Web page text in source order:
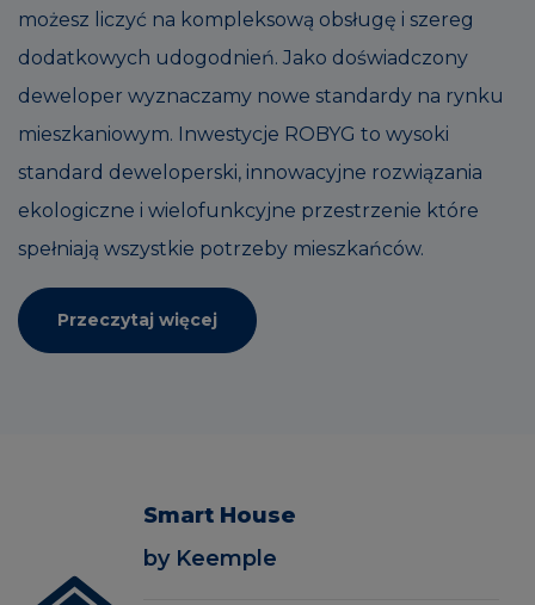
możesz liczyć na kompleksową obsługę i szereg
dodatkowych udogodnień. Jako doświadczony
deweloper wyznaczamy nowe standardy na rynku
mieszkaniowym. Inwestycje ROBYG to wysoki
standard deweloperski, innowacyjne rozwiązania
ekologiczne i wielofunkcyjne przestrzenie które
spełniają wszystkie potrzeby mieszkańców.
Przeczytaj więcej
Smart House
by Keemple